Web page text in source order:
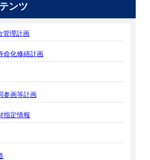
ンツ
管理計画
命化修繕計画
参画等計画
指定情報